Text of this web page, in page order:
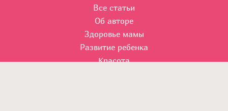
Все статьи
Об авторе
Здоровье мамы
Развитие ребенка
Красота